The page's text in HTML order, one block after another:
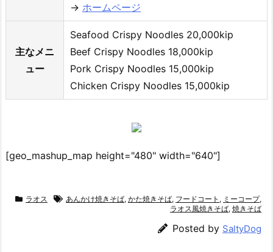
→ ホームページ
主なメニ
ュー
Seafood Crispy Noodles 20,000kip
Beef Crispy Noodles 18,000kip
Pork Crispy Noodles 15,000kip
Chicken Crispy Noodles 15,000kip
[geo_mashup_map height="480" width="640"]
ラオス あんかけ焼きそば, かた焼きそば, フードコート , ミーコープ,
ラオス風焼きそば, 焼きそば
Posted by SaltyDog